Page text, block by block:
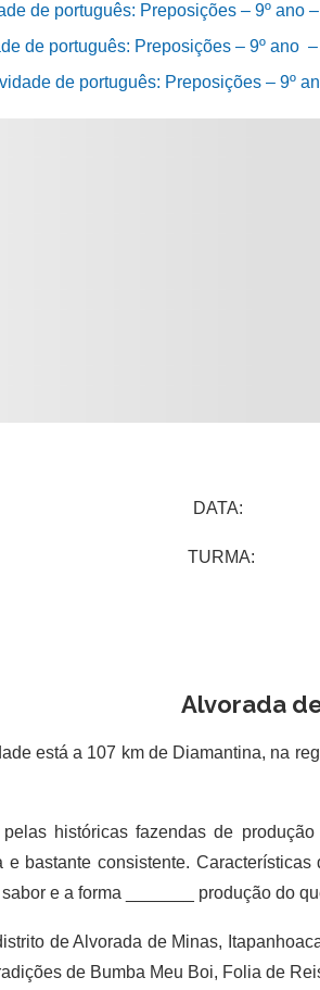
de português: Preposições – 9º ano
de português: Preposições – 9º ano
de português: Preposições – 9º
DATA:
TURMA:
Alvorada
está a 107 km de Diamantina, na
históricas fazendas de
e bastante consistente.
e a forma _______ produção do
de Alvorada de Minas,
de Bumba Meu Boi, Folia de